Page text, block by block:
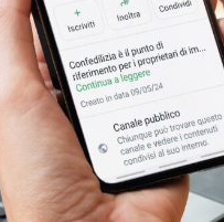
è
(che
di